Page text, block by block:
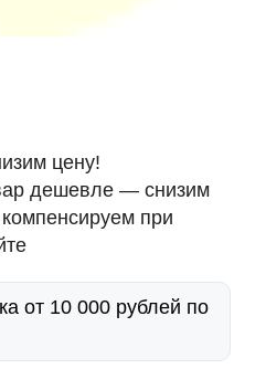
цену!
дешевле — снизим
при
от 10 000 рублей по